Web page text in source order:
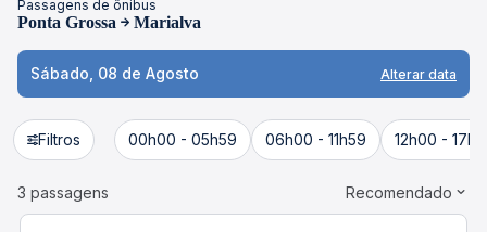
Passagens de ônibus
Ponta Grossa Marialva
Sábado, 08 de Agosto Alterar data
Filtros 00h00 - 05h59 06h00 - 11h59 12h00 -
3 passagens Recomendado